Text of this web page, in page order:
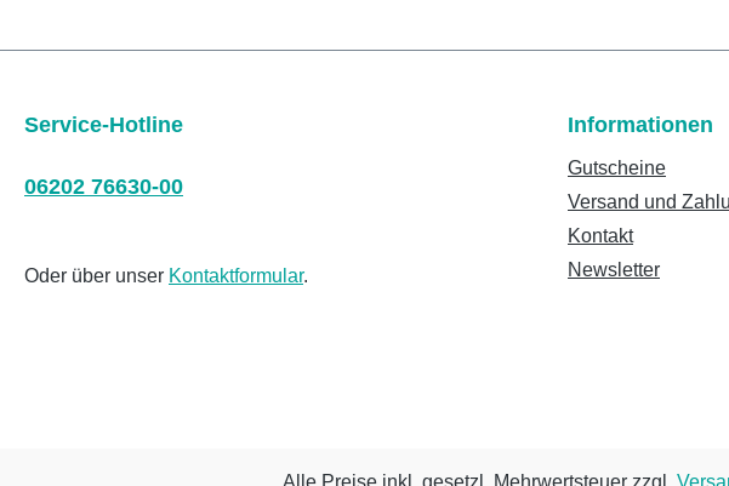
Service-Hotline
06202 76630-00
Oder über unser Kontaktformular.
Informationen
Gutscheine
Versand und
Kontakt
Newsletter
Alle Preise inkl. gesetzl. Mehrwertsteuer zzgl.